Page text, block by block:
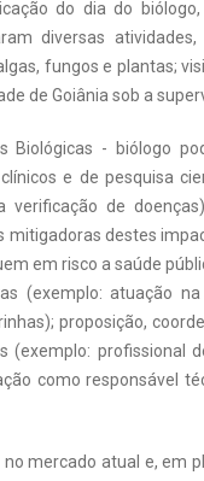
do dia do
diversas
fungos e plantas;
de Goiânia sob a
Biológicas - biólogo
e de pesquisa
verificação de
mitigadoras destes
em risco a saúde
(exemplo: atuação
proposição,
como responsável
mercado atual e, em